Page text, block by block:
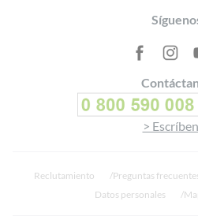
>
Reclutamiento Preguntas
Datos personales